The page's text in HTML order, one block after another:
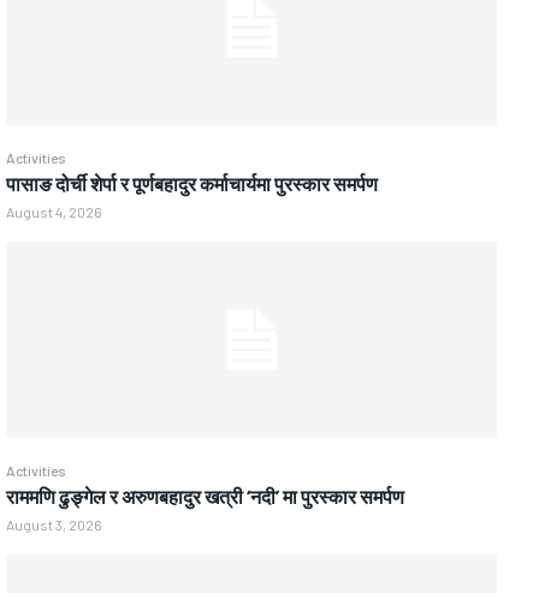
Activities
पासाङ दोर्ची शेर्पा र पूर्णबहादुर कर्माचार्यमा पुरस्कार समर्पण
August 4, 2026
Activities
राममणि ढुङ्गेल र अरुणबहादुर खत्री ‘नदी’ मा पुरस्कार समर्पण
August 3, 2026